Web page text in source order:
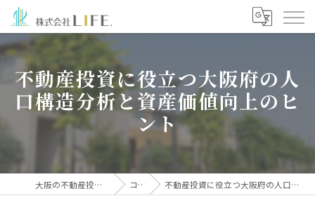
不動産投資に役立つ大阪府の人
口構造分析と資産価値向上のヒ
ント
大阪の不動産投資なら株式会社LIFE. コラム 不動産投資に役立つ大阪府の人口構造分析と資産価値向上のヒント